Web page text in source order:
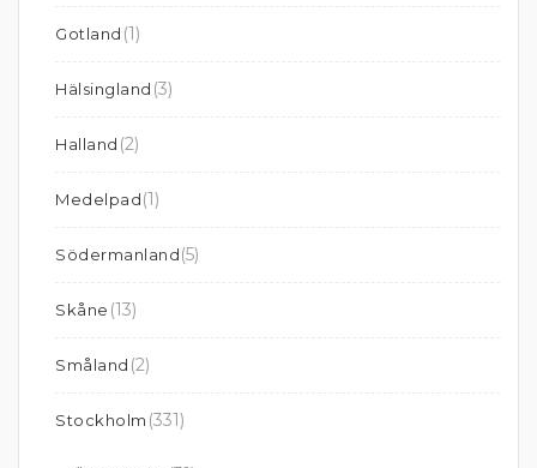
Gotland (1)
Hälsingland (3)
Halland (2)
Medelpad(1)
Södermanland(5)
Skåne (13)
Småland (2)
Stockholm (331)